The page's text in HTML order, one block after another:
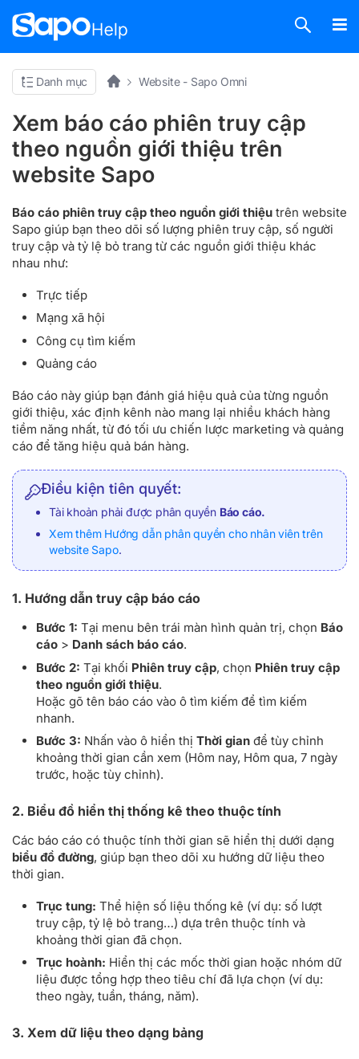
Danh mục Website - Sapo Omni
Xem báo cáo phiên truy cập
theo nguồn giới thiệu trên
website Sapo
Báo cáo phiên truy cập theo nguồn giới thiệu trên website
Sapo giúp bạn theo dõi số lượng phiên truy cập, số người
truy cập và tỷ lệ bỏ trang từ các nguồn giới thiệu khác
nhau như:
Trực tiếp
Mạng xã hội
Công cụ tìm kiếm
Quảng cáo
Báo cáo này giúp bạn đánh giá hiệu quả của từng nguồn
giới thiệu, xác định kênh nào mang lại nhiều khách hàng
tiềm năng nhất, từ đó tối ưu chiến lược marketing và quảng
cáo để tăng hiệu quả bán hàng.
Điều kiện tiên quyết:
Tài khoản phải được phân quyền Báo cáo.
Xem thêm Hướng dẫn phân quyền cho nhân viên trên
website Sapo.
1. Hướng dẫn truy cập báo cáo
Bước 1: Tại menu bên trái màn hình quản trị, chọn Báo
cáo > Danh sách báo cáo.
Bước 2: Tại khối Phiên truy cập, chọn Phiên truy cập
theo nguồn giới thiệu.
Hoặc gõ tên báo cáo vào ô tìm kiếm để tìm kiếm
nhanh.
Bước 3: Nhấn vào ô hiển thị Thời gian để tùy chỉnh
khoảng thời gian cần xem (Hôm nay, Hôm qua, 7 ngày
trước, hoặc tùy chỉnh).
2. Biểu đồ hiển thị thống kê theo thuộc tính
Các báo cáo có thuộc tính thời gian sẽ hiển thị dưới dạng
biểu đồ đường, giúp bạn theo dõi xu hướng dữ liệu theo
thời gian.
Trục tung: Thể hiện số liệu thống kê (ví dụ: số lượt
truy cập, tỷ lệ bỏ trang…) dựa trên thuộc tính và
khoảng thời gian đã chọn.
Trục hoành: Hiển thị các mốc thời gian hoặc nhóm dữ
liệu được tổng hợp theo tiêu chí đã lựa chọn (ví dụ:
theo ngày, tuần, tháng, năm).
3. Xem dữ liệu theo dạng bảng